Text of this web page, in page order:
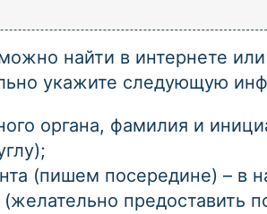
найти в интернете
укажите следующую
органа, фамилия и
(пишем посередине) – в
предоставить